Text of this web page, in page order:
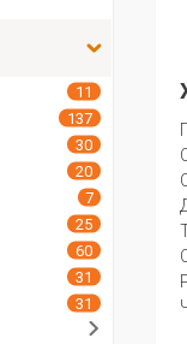
11
137
30
20
7
25
60
31
31